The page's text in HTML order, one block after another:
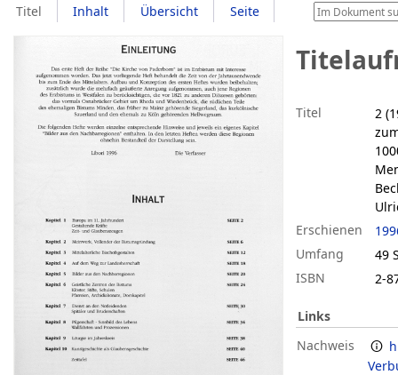
Titel Inhalt Übersicht Seite
Titel
2
Erschienen
Umfang
49
ISBN
2-
Links
Nachweis